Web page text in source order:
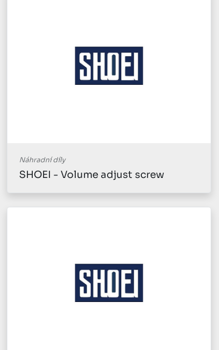
Náhradní díly
SHOEI - Volume adjust screw